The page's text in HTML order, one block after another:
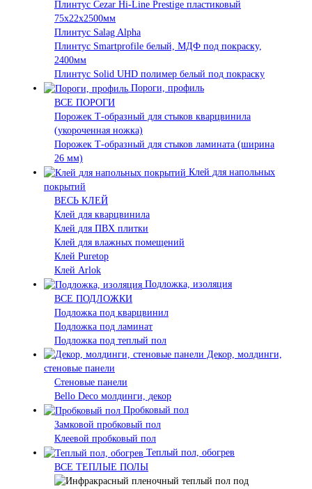
Плинтус Cezar Hi-Line Prestige пластиковый
75х22х2500мм
Плинтус Salag Alpha
Плинтус Smartprofile белый, МДФ под покраску,
2400мм
Плинтус Solid UHD полимер белый под покраску
Пороги, профиль
ВСЕ ПОРОГИ
Порожек Т-образный для стыков кварцвинила
(укороченная ножка)
Порожек Т-образный для стыков ламината (ширина
26 мм)
Клей для напольных
покрытий
ВЕСЬ КЛЕЙ
Клей для кварцвинила
Клей для ПВХ плитки
Клей для влажных помещений
Клей Puretop
Клей Arlok
Подложка, изоляция
ВСЕ ПОДЛОЖКИ
Подложка под кварцвинил
Подложка под ламинат
Подложка под теплый пол
Декор, молдинги,
стеновые панели
Стеновые панели
Bello Deco молдинги, декор
Пробковый пол
Замковой пробковый пол
Клеевой пробковый пол
Теплый пол, обогрев
ВСЕ ТЕПЛЫЕ ПОЛЫ